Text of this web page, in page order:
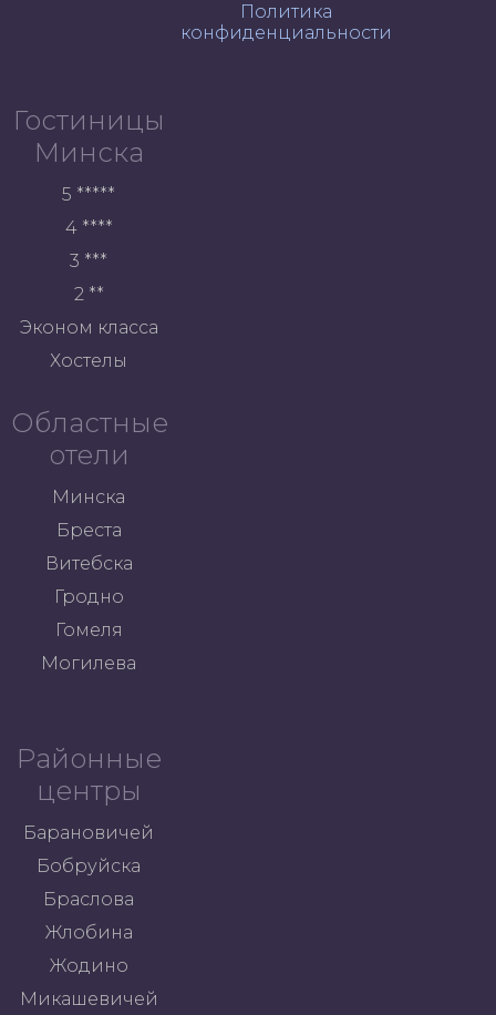
Политика
конфиденциальности
Гостиницы
Минска
5 *****
4 ****
3 ***
2 **
Эконом класса
Хостелы
Областные
отели
Минска
Бреста
Витебска
Гродно
Гомеля
Могилева
Районные
центры
Барановичей
Бобруйска
Браслова
Жлобина
Жодино
Микашевичей